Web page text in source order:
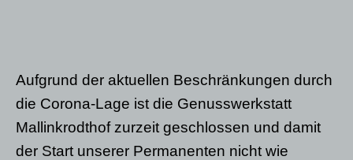
Aufgrund der aktuellen Beschränkungen durch
die Corona-Lage ist die Genusswerkstatt
Mallinkrodthof zurzeit geschlossen und damit
der Start unserer Permanenten nicht wie